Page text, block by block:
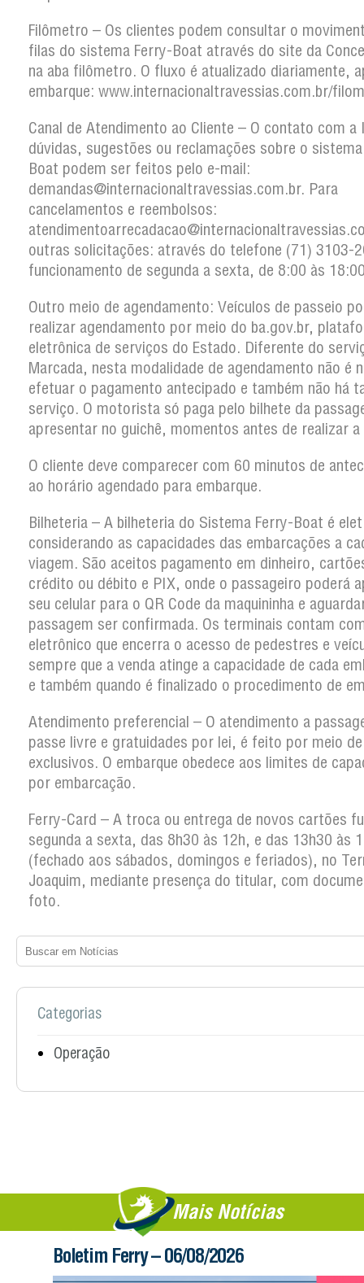
Filômetro – Os clientes podem consultar o
filas do sistema Ferry-Boat através do site da
na aba filômetro. O fluxo é atualizado diariamente,
embarque: www.internacionaltravessias.com.br/
Canal de Atendimento ao Cliente – O contato com a
dúvidas, sugestões ou reclamações sobre o
Boat podem ser feitos pelo e-mail:
demandas@internacionaltravessias.com.br. Para
cancelamentos e reembolsos:
outras solicitações: através do telefone (71) 3103-
funcionamento de segunda a sexta, de 8:00 às
Outro meio de agendamento: Veículos de passeio
realizar agendamento por meio do ba.gov.br,
eletrônica de serviços do Estado. Diferente do
Marcada, nesta modalidade de agendamento não é
efetuar o pagamento antecipado e também não há
serviço. O motorista só paga pelo bilhete da
apresentar no guichê, momentos antes de realizar
O cliente deve comparecer com 60 minutos de
ao horário agendado para embarque.
Bilheteria – A bilheteria do Sistema Ferry-Boat é
considerando as capacidades das embarcações a
viagem. São aceitos pagamento em dinheiro,
crédito ou débito e PIX, onde o passageiro poderá
seu celular para o QR Code da maquininha e
passagem ser confirmada. Os terminais contam
eletrônico que encerra o acesso de pedestres e
sempre que a venda atinge a capacidade de cada
e também quando é finalizado o procedimento de
Atendimento preferencial – O atendimento a
passe livre e gratuidades por lei, é feito por meio
exclusivos. O embarque obedece aos limites de
por embarcação.
Ferry-Card – A troca ou entrega de novos cartões
segunda a sexta, das 8h30 às 12h, e das 13h30 às
(fechado aos sábados, domingos e feriados), no
Joaquim, mediante presença do titular, com
foto.
Categorias
Operação
Mais Notícias
Boletim Ferry – 06/08/2026